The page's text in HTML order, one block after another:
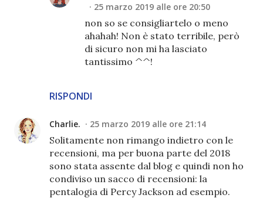
RISPONDI
25 marzo 2019 alle ore 20:50
non so se consigliartelo o meno
ahahah! Non è stato terribile, però
di sicuro non mi ha lasciato
tantissimo ^^!
Charlie. 25 marzo 2019 alle ore 21:14
Solitamente non rimango indietro con le
recensioni, ma per buona parte del 2018
sono stata assente dal blog e quindi non ho
condiviso un sacco di recensioni: la
pentalogia di Percy Jackson ad esempio.